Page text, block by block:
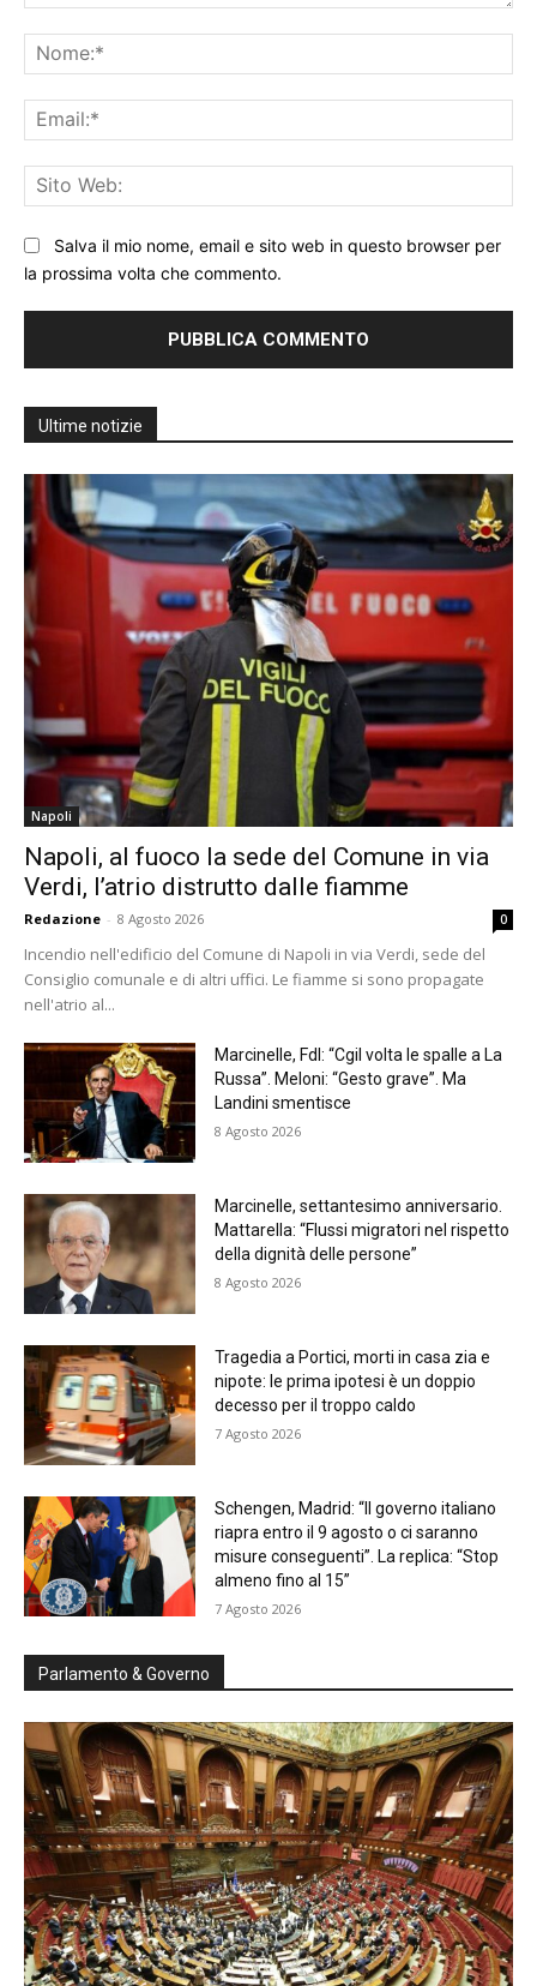
Salva il mio nome, email e sito web in questo browser per
la prossima volta che commento.
Ultime notizie
Napoli
Napoli, al fuoco la sede del Comune in via
Verdi, l’atrio distrutto dalle fiamme
Redazione - 8 Agosto 2026 0
Incendio nell'edificio del Comune di Napoli in via Verdi, sede del
Consiglio comunale e di altri uffici. Le fiamme si sono propagate
nell'atrio al...
Marcinelle, FdI: “Cgil volta le spalle a La
Russa”. Meloni: “Gesto grave”. Ma
Landini smentisce
8 Agosto 2026
Marcinelle, settantesimo anniversario.
Mattarella: “Flussi migratori nel rispetto
della dignità delle persone”
8 Agosto 2026
Tragedia a Portici, morti in casa zia e
nipote: le prima ipotesi è un doppio
decesso per il troppo caldo
7 Agosto 2026
Schengen, Madrid: “Il governo italiano
riapra entro il 9 agosto o ci saranno
misure conseguenti”. La replica: “Stop
almeno fino al 15”
7 Agosto 2026
Parlamento & Governo